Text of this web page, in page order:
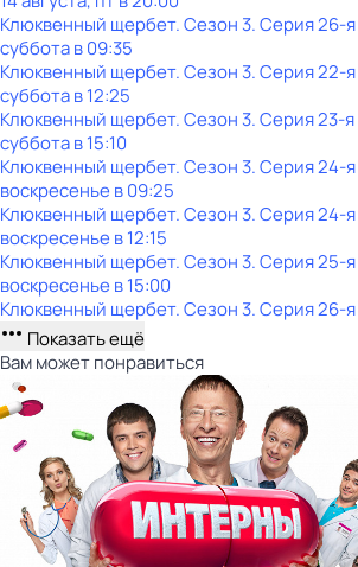
Клюквенный щербет. Сезон 3. Серия 26-я
субботав09:35
Клюквенный щербет. Сезон 3. Серия 22-я
субботав12:25
Клюквенный щербет. Сезон 3. Серия 23-я
субботав15:10
Клюквенный щербет. Сезон 3. Серия 24-я
воскресенье в09:25
Клюквенный щербет. Сезон 3. Серия 24-я
воскресенье в12:15
Клюквенный щербет. Сезон 3. Серия 25-я
воскресенье в15:00
Клюквенный щербет. Сезон 3. Серия 26-я
Показать ещё
Вам может понравиться